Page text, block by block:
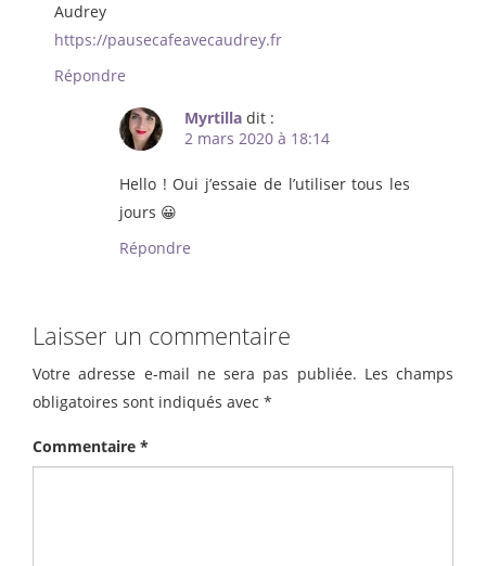
Audrey
https://pausecafeavecaudrey.fr
Répondre
Myrtilla dit :
2 mars 2020 à 18:14
Hello ! Oui j’essaie de l’utiliser tous les
jours 😀
Répondre
Laisser un commentaire
Votre adresse e-mail ne sera pas publiée. Les champs
obligatoires sont indiqués avec *
Commentaire *